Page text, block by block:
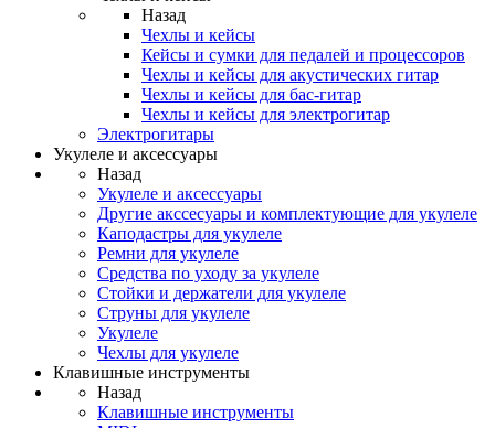
Назад
Чехлы и кейсы
Кейсы и сумки для педалей и процессоров
Чехлы и кейсы для акустических гитар
Чехлы и кейсы для бас-гитар
Чехлы и кейсы для электрогитар
Электрогитары
Укулеле и аксессуары
Назад
Укулеле и аксессуары
Другие акссесуары и комплектующие для укулеле
Каподастры для укулеле
Ремни для укулеле
Средства по уходу за укулеле
Стойки и держатели для укулеле
Струны для укулеле
Укулеле
Чехлы для укулеле
Клавишные инструменты
Назад
Клавишные инструменты